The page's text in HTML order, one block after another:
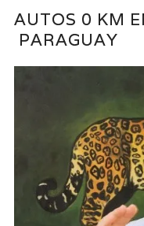
AUTOS 0 KM
PARAGUAY